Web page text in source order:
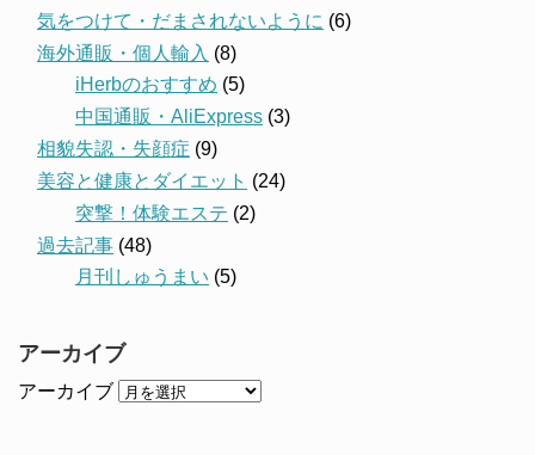
気をつけて・だまされないように (6)
海外通販・個人輸入 (8)
iHerbのおすすめ (5)
中国通販・AliExpress (3)
相貌失認・失顔症 (9)
美容と健康とダイエット (24)
突撃！体験エステ (2)
過去記事 (48)
月刊しゅうまい (5)
アーカイブ
アーカイブ